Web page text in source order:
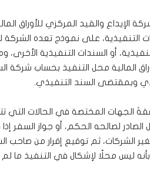
الإيداع والقيد المركزي للأوراق
التنفيذية، على نموذج تعده الشركة
أو السندات التنفيذية الأخرى،
المالية محل التنفيذ بحساب شركة
وبمقتضى السند التنفيذي.
الجهات المختصة في الحالات التي
الصادر لصالحه الحكم، أو جواز السفر
لغير الشركات، ثم توقيع إقرار من صاحب
ليس محلًا لإشكال في التنفيذ ما